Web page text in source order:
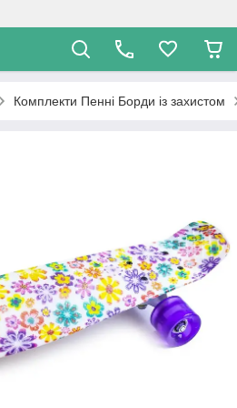
Комплекти Пенні Борди із захистом